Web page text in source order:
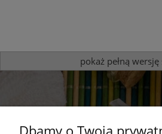
pokaż pełną